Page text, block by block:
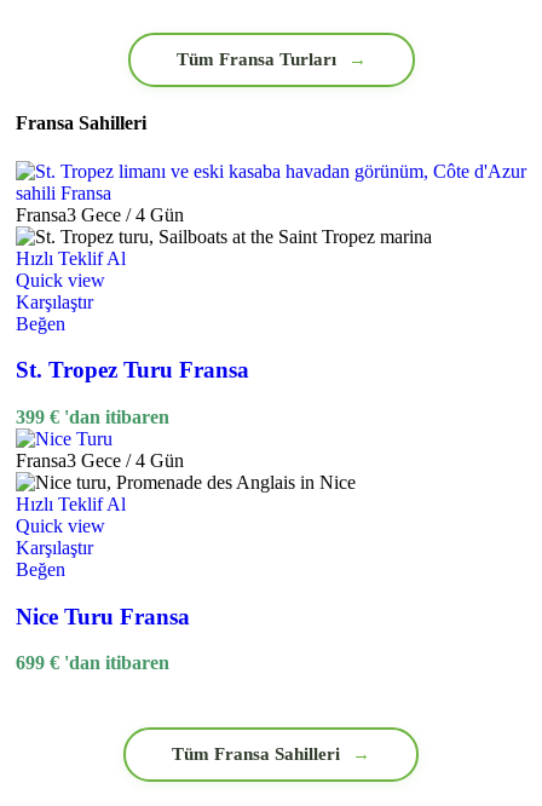
Tüm Fransa Turları →
Fransa Sahilleri
Fransa3 Gece / 4 Gün
Hızlı Teklif Al
Quick view
Karşılaştır
Beğen
St. Tropez Turu Fransa
399 € 'dan itibaren
Fransa3 Gece / 4 Gün
Hızlı Teklif Al
Quick view
Karşılaştır
Beğen
Nice Turu Fransa
699 € 'dan itibaren
Tüm Fransa Sahilleri →